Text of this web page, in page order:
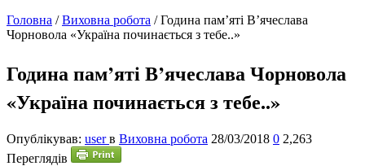
Головна /Виховна робота /Година пам’яті В’ячеслава
Чорновола «Україна починається з тебе..»
Година пам’яті В’ячеслава Чорновола
«Україна починається з тебе..»
Опублікував: userв Виховна робота 28/03/2018 0 2,263
Переглядів